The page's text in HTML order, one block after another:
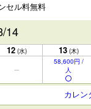
セル料無料
14
12 (水) 13 (木)
58,600円 /
人
カレ